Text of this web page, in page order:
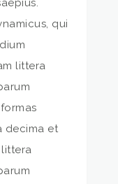
qui
littera
decima et